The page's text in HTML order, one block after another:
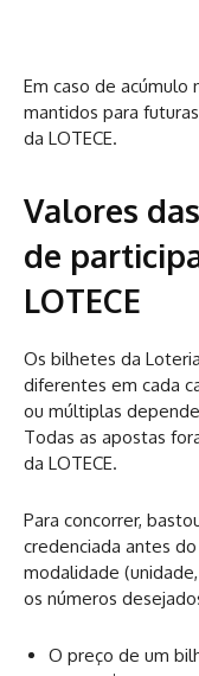
Em caso de acúmulo
mantidos para
da LOTECE.
Valores
de
LOTECE
Os bilhetes da
diferentes em cada
ou múltiplas
Todas as apostas
da LOTECE.
Para concorrer,
credenciada antes
modalidade
os números
O preço de um